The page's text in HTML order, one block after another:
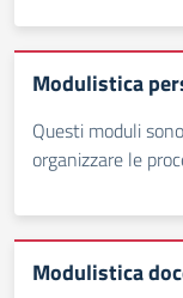
Modulistica
Questi moduli
organizzare le
Modulistica